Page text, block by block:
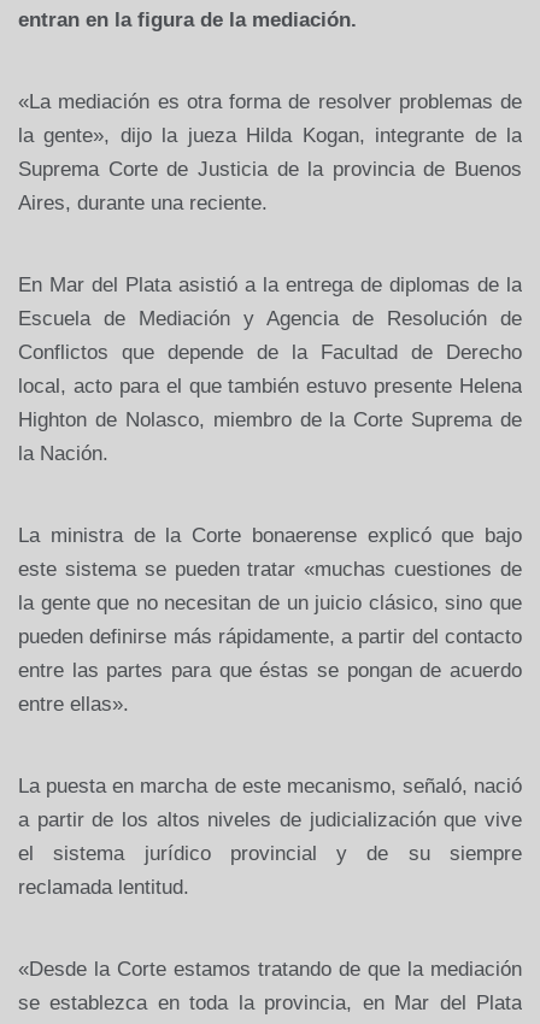
entran en la figura de la mediación.
«La mediación es otra forma de resolver problemas de
la gente», dijo la jueza Hilda Kogan, integrante de la
Suprema Corte de Justicia de la provincia de Buenos
Aires, durante una reciente.
En Mar del Plata asistió a la entrega de diplomas de la
Escuela de Mediación y Agencia de Resolución de
Conflictos que depende de la Facultad de Derecho
local, acto para el que también estuvo presente Helena
Highton de Nolasco, miembro de la Corte Suprema de
la Nación.
La ministra de la Corte bonaerense explicó que bajo
este sistema se pueden tratar «muchas cuestiones de
la gente que no necesitan de un juicio clásico, sino que
pueden definirse más rápidamente, a partir del contacto
entre las partes para que éstas se pongan de acuerdo
entre ellas».
La puesta en marcha de este mecanismo, señaló, nació
a partir de los altos niveles de judicialización que vive
el sistema jurídico provincial y de su siempre
reclamada lentitud.
«Desde la Corte estamos tratando de que la mediación
se establezca en toda la provincia, en Mar del Plata